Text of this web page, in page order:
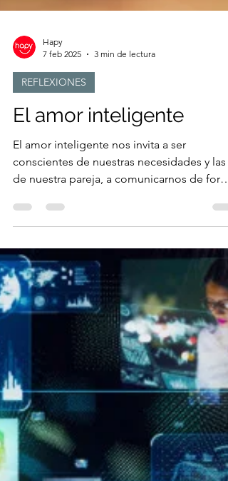
7 feb 2025
3 min de lectura
REFLEXIONES
El amor inteligente
El amor inteligente nos invita a ser
conscientes de nuestras necesidades y las
abierta y honesta.